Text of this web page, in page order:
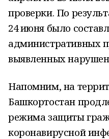
проверки. По
24 июня было
административных
выявленных
Напомним, на
Башкортостан
режима защиты
коронавирусной